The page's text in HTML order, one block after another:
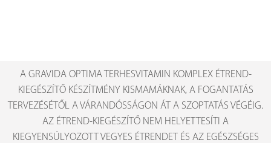
A GRAVIDA OPTIMA TERHESVITAMIN KOMPLEX ÉTREND-
KIEGÉSZÍTŐ KÉSZÍTMÉNY KISMAMÁKNAK, A FOGANTATÁS
TERVEZÉSÉTŐL A VÁRANDÓSSÁGON ÁT A SZOPTATÁS VÉGÉIG.
AZ ÉTREND-KIEGÉSZÍTŐ NEM HELYETTESÍTI A
KIEGYENSÚLYOZOTT VEGYES ÉTRENDET ÉS AZ EGÉSZSÉGES